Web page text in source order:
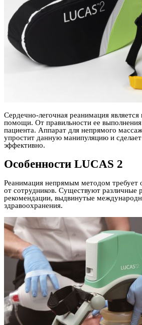
Сердечно-легочная реанимация
помощи. От правильности ее выполнения
пациента. Аппарат для непрямого
упростит данную манипуляцию и
эффективно.
Особенности LUCAS 2
Реанимация непрямым методом требует
от сотрудников. Существуют различные
рекомендации, выдвинутые
здравоохранения.